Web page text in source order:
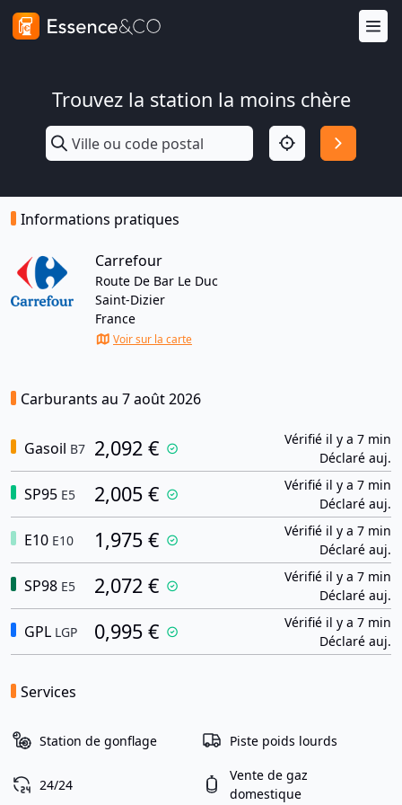
Trouvez la station la moins chère
Informations pratiques
Carrefour
Route De Bar Le Duc
Saint-Dizier
France
Voir sur la carte
Carburants au 7 août 2026
Gasoil B7 2,092 €
Vérifié il y a 7 min
Déclaré auj.
SP95 E5 2,005 €
Vérifié il y a 7 min
Déclaré auj.
E10 E10 1,975 €
Vérifié il y a 7 min
Déclaré auj.
SP98 E5 2,072 €
Vérifié il y a 7 min
Déclaré auj.
GPL LGP 0,995 €
Vérifié il y a 7 min
Déclaré auj.
Services
Station de gonflage Piste poids lourds
24/24
Vente de gaz
domestique